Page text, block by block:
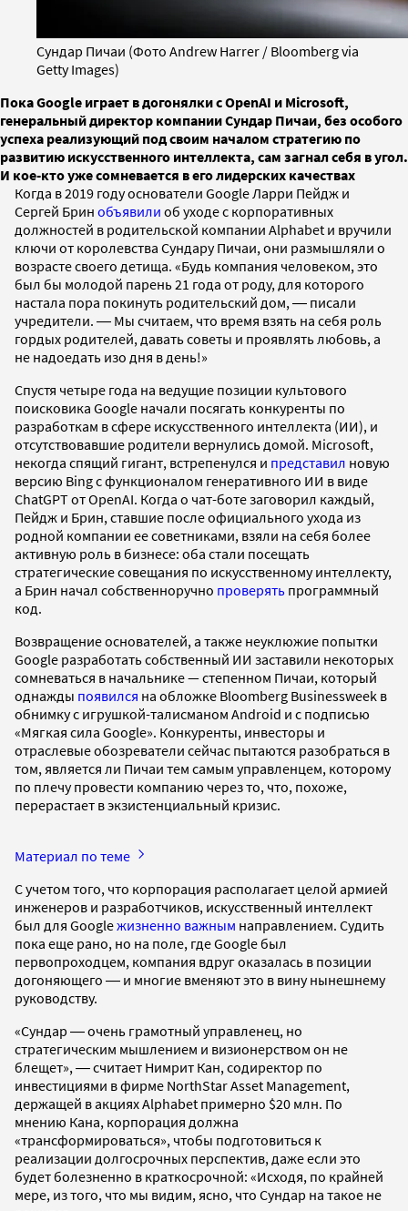
Сундар Пичаи (Фото Andrew Harrer / Bloomberg via
Getty Images)
Пока Google играет в догонялки с OpenAI и Microsoft,
генеральный директор компании Сундар Пичаи, без особого
успеха реализующий под своим началом стратегию по
развитию искусственного интеллекта, сам загнал себя в угол.
И кое-кто уже сомневается в его лидерских качествах
Когда в 2019 году основатели Google Ларри Пейдж и
Сергей Брин объявили об уходе с корпоративных
должностей в родительской компании Alphabet и вручили
ключи от королевства Сундару Пичаи, они размышляли о
возрасте своего детища. «Будь компания человеком, это
был бы молодой парень 21 года от роду, для которого
настала пора покинуть родительский дом, ― писали
учредители. ― Мы считаем, что время взять на себя роль
гордых родителей, давать советы и проявлять любовь, а
не надоедать изо дня в день!»
Спустя четыре года на ведущие позиции культового
поисковика Google начали посягать конкуренты по
разработкам в сфере искусственного интеллекта (ИИ), и
отсутствовавшие родители вернулись домой. Microsoft,
некогда спящий гигант, встрепенулся и представил новую
версию Bing с функционалом генеративного ИИ в виде
ChatGPT от OpenAI. Когда о чат-боте заговорил каждый,
Пейдж и Брин, ставшие после официального ухода из
родной компании ее советниками, взяли на себя более
активную роль в бизнесе: оба стали посещать
стратегические совещания по искусственному интеллекту,
а Брин начал собственноручно проверять программный
код.
Возвращение основателей, а также неуклюжие попытки
Google разработать собственный ИИ заставили некоторых
сомневаться в начальнике — степенном Пичаи, который
однажды появился на обложке Bloomberg Businessweek в
обнимку с игрушкой-талисманом Android и с подписью
«Мягкая сила Google». Конкуренты, инвесторы и
отраслевые обозреватели сейчас пытаются разобраться в
том, является ли Пичаи тем самым управленцем, которому
по плечу провести компанию через то, что, похоже,
перерастает в экзистенциальный кризис.
Материал по теме
С учетом того, что корпорация располагает целой армией
инженеров и разработчиков, искусственный интеллект
был для Googleжизненно важным направлением. Судить
пока еще рано, но на поле, где Google был
первопроходцем, компания вдруг оказалась в позиции
догоняющего ― и многие вменяют это в вину нынешнему
руководству.
«Сундар ― очень грамотный управленец, но
стратегическим мышлением и визионерством он не
блещет», ― считает Нимрит Кан, содиректор по
инвестициями в фирме NorthStar Asset Management,
держащей в акциях Alphabet примерно $20 млн. По
мнению Кана, корпорация должна
«трансформироваться», чтобы подготовиться к
реализации долгосрочных перспектив, даже если это
будет болезненно в краткосрочной: «Исходя, по крайней
мере, из того, что мы видим, ясно, что Сундар на такое не